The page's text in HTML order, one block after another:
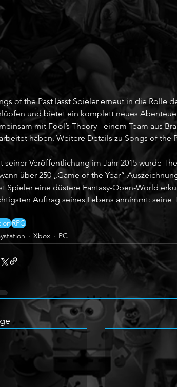
of the Past lässt Spieler erneut in die Rolle
und bietet ein komplett neues
mit Fool’s Theory - einem Team aus
haben. Weitere Details zu Songs of the
seiner Veröffentlichung im Jahr 2015 wurde
über 250 „Game of the Year“-
Spieler eine düstere Fantasy-Open-World
Auftrag seines Lebens annimmt: seine
RPG
Xbox PC